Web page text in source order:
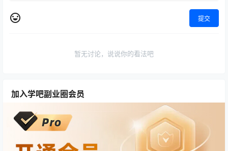
提交
暂无讨论，说说你的看法吧
加入学吧副业圈会员